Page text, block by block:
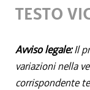
TESTO
Avviso legale:Il
variazioni nella
corrispondente